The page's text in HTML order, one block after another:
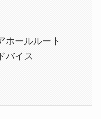
ールルート
バイス